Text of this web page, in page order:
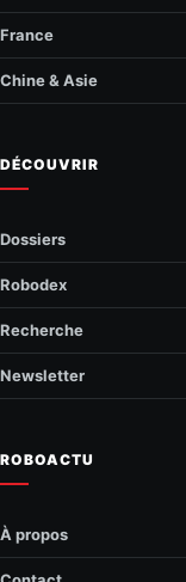
France
Chine & Asie
DÉCOUVRIR
Dossiers
Robodex
Recherche
Newsletter
ROBOACTU
À propos